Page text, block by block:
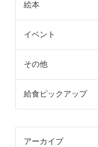
絵本
イベント
その他
給食ピックアップ
アーカイブ